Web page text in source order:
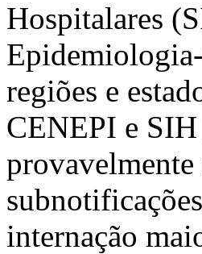
Hospitalares
regiões e
CENEPI e
internação